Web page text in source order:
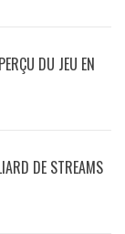
DU JEU EN
DE STREAMS